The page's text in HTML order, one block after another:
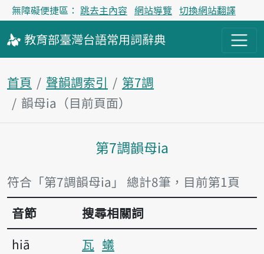
無障礙便捷區： 跳去主內容 網站導覽 切換網站翻譯
教育部臺灣台語常用詞辭典
首頁 聲韻調索引
第7調
韻母ia（目前頁面）
主內容區塊
第7調韻母ia
符合「第7調韻母ia」 總計8筆，目前第1頁
音節
搜尋相關詞
hiā
瓦 蟻